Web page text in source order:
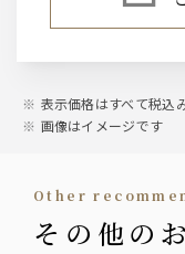
表示価格はすべて税込
画像はイメージです
other
その他